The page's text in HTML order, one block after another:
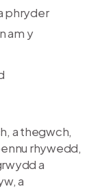
phryder
am y
a thegwch,
rhywedd,
a
a